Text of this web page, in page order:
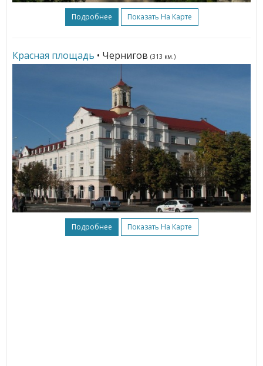
Подробнее Показать На Карте
Красная площадь • Чернигов (313 км.)
Подробнее Показать На Карте